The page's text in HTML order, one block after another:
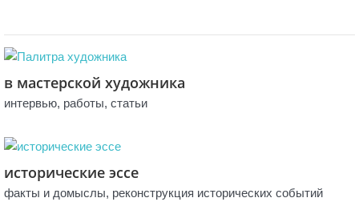
в мастерской художника
интервью, работы, статьи
исторические эссе
факты и домыслы, реконструкция исторических событий